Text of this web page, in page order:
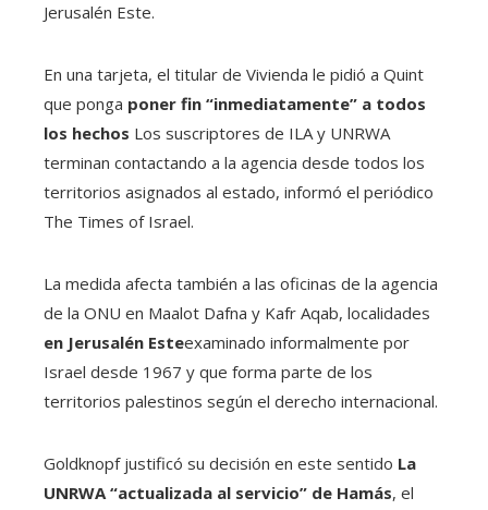
Jerusalén Este.
En una tarjeta, el titular de Vivienda le pidió a Quint
que ponga poner fin “inmediatamente” a todos
los hechos Los suscriptores de ILA y UNRWA
terminan contactando a la agencia desde todos los
territorios asignados al estado, informó el periódico
The Times of Israel.
La medida afecta también a las oficinas de la agencia
de la ONU en Maalot Dafna y Kafr Aqab, localidades
en Jerusalén Esteexaminado informalmente por
Israel desde 1967 y que forma parte de los
territorios palestinos según el derecho internacional.
Goldknopf justificó su decisión en este sentido La
UNRWA “actualizada al servicio” de Hamás, el